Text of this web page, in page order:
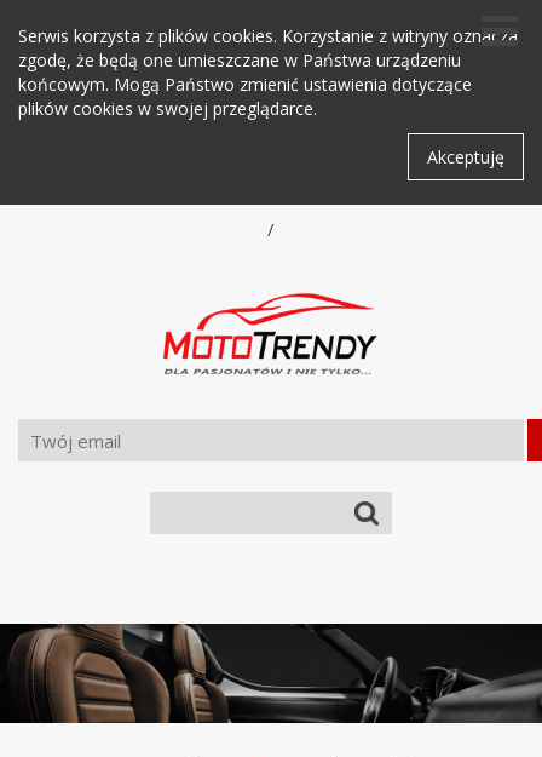
Serwis korzysta z plików cookies. Korzystanie z witryny oznacza
zgodę, że będą one umieszczane w Państwa urządzeniu
końcowym. Mogą Państwo zmienić ustawienia dotyczące
plików cookies w swojej przeglądarce.
Akceptuję
/